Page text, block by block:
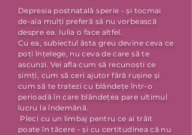
Depresia postnatală sperie - și tocmai
de-aia mulți preferă să nu vorbească
despre ea. Iulia o face altfel.
Cu ea, subiectul ăsta greu devine ceva ce
poți înțelege, nu ceva de care să te
ascunzi. Vei afla cum să recunoști ce
simți, cum să ceri ajutor fără rușine și
cum să te tratezi cu blândețe într-o
perioadă în care blândețea pare ultimul
lucru la îndemână.
Pleci cu un limbaj pentru ce ai trăit
poate în tăcere - și cu certitudinea că nu